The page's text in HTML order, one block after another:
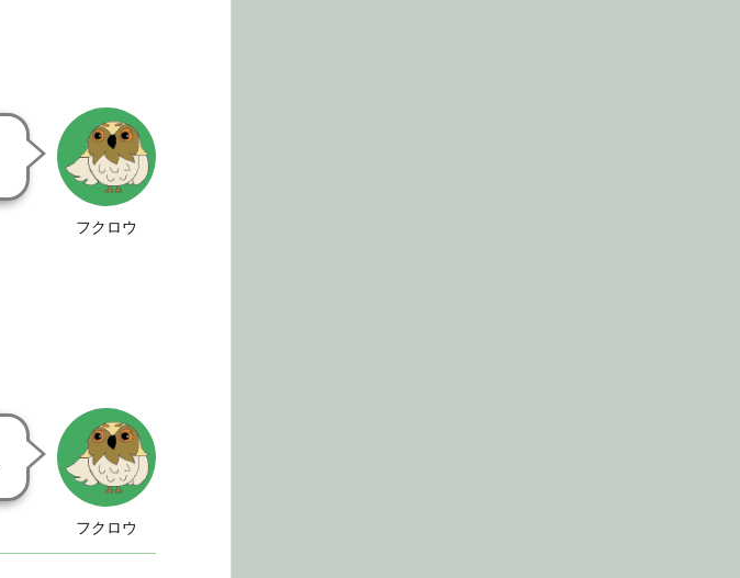
フクロウ
フクロウ